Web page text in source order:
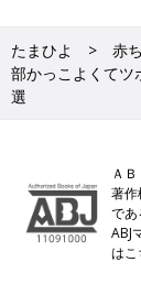
たまひよ 赤
部かっこよくてツ
選
Ａ
著
であ
ABJ
は